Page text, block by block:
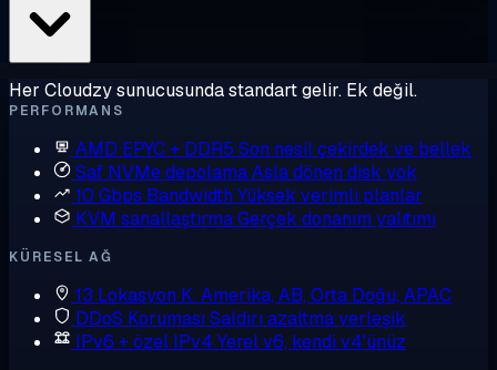
Her Cloudzy sunucusunda standart gelir. Ek değil.
PERFORMANS
AMD EPYC + DDR5 Son nesil çekirdek ve bellek
Saf NVMe depolamaAsla dönen disk yok
10 Gbps Bandwidth Yüksek verimli planlar
KVM sanallaştırmaGerçek donanım yalıtımı
KÜRESEL AĞ
13 Lokasyon K. Amerika, AB, Orta Doğu, APAC
DDoS Koruması Saldırı azaltma yerleşik
IPv6 + özel IPv4 Yerel v6, kendi v4'ünüz